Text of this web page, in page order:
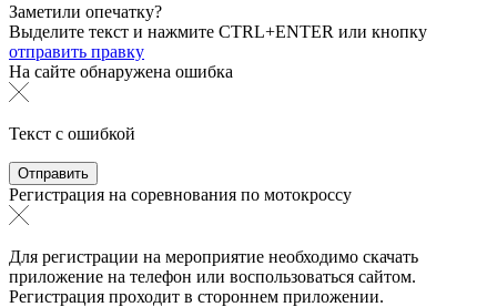
Заметили опечатку?
Выделите текст и нажмите CTRL+ENTER или кнопку
отправить правку
На сайте обнаружена ошибка
Текст с ошибкой
Регистрация на соревнования по мотокроссу
Для регистрации на мероприятие необходимо скачать
приложение на телефон или воспользоваться сайтом.
Регистрация проходит в стороннем приложении.